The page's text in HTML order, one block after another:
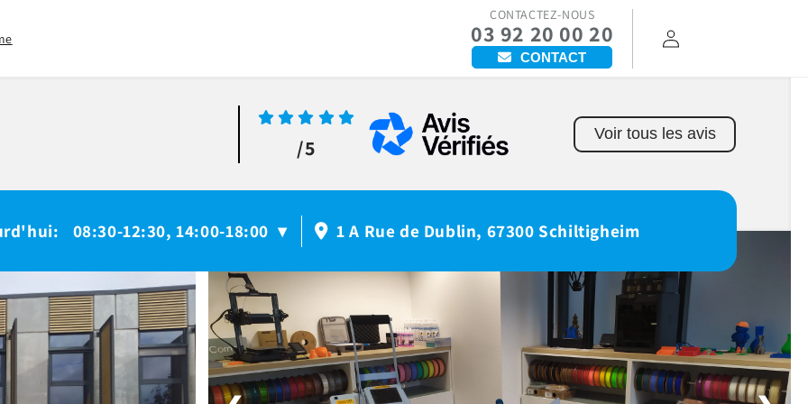
CONTACTEZ-NOUS
03 92 20 00 20
CONTACT
Connexion
/5
Voir tous les avis
: 08:30-12:30, 14:00-18:00 ▾ 1 A Rue de Dublin, 67300 Schiltigheim